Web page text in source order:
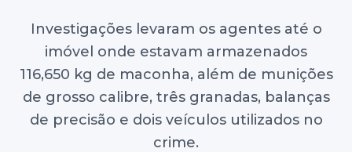
Investigações levaram os agentes até o
imóvel onde estavam armazenados
116,650 kg de maconha, além de munições
de grosso calibre, três granadas, balanças
de precisão e dois veículos utilizados no
crime.